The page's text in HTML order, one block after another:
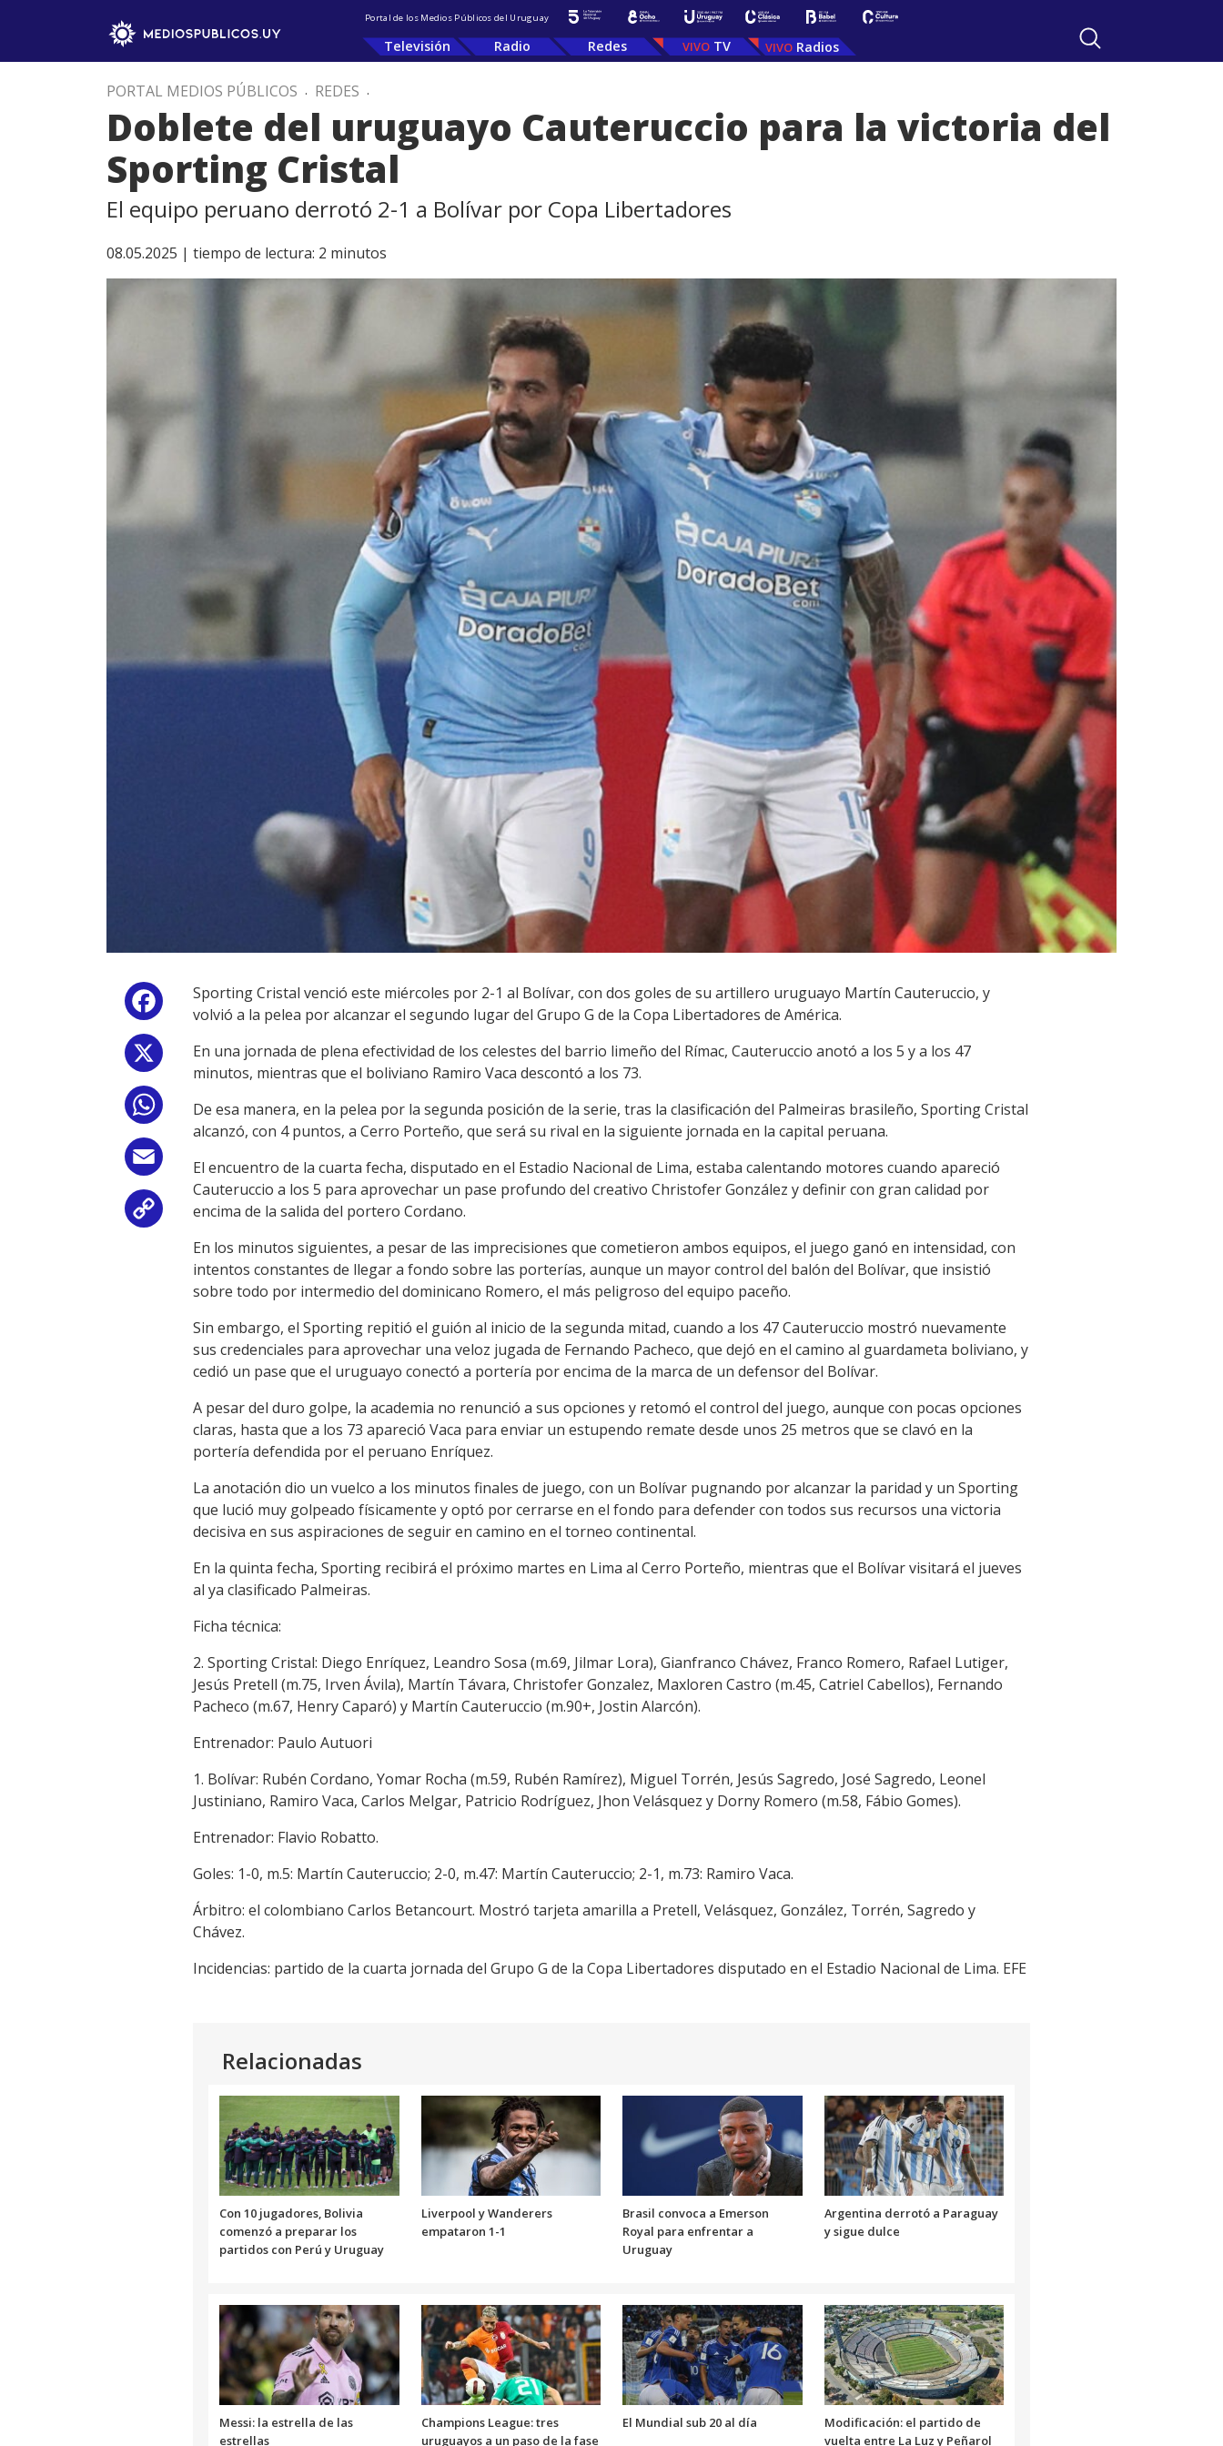
Portal de los Medios Públicos del Uruguay
Televisión Radio Redes TV Radios
PORTAL MEDIOS PÚBLICOS . REDES .
Doblete del uruguayo Cauteruccio para la victoria del
Sporting Cristal
El equipo peruano derrotó 2-1 a Bolívar por Copa Libertadores
08.05.2025 | tiempo de lectura: 2 minutos
Facebook
WhatsApp
Email
Copy
Link
Sporting Cristal venció este miércoles por 2-1 al Bolívar, con dos goles de su artillero uruguayo Martín Cauteruccio, y
volvió a la pelea por alcanzar el segundo lugar del Grupo G de la Copa Libertadores de América.
En una jornada de plena efectividad de los celestes del barrio limeño del Rímac, Cauteruccio anotó a los 5 y a los 47
minutos, mientras que el boliviano Ramiro Vaca descontó a los 73.
De esa manera, en la pelea por la segunda posición de la serie, tras la clasificación del Palmeiras brasileño, Sporting Cristal
alcanzó, con 4 puntos, a Cerro Porteño, que será su rival en la siguiente jornada en la capital peruana.
El encuentro de la cuarta fecha, disputado en el Estadio Nacional de Lima, estaba calentando motores cuando apareció
Cauteruccio a los 5 para aprovechar un pase profundo del creativo Christofer González y definir con gran calidad por
encima de la salida del portero Cordano.
En los minutos siguientes, a pesar de las imprecisiones que cometieron ambos equipos, el juego ganó en intensidad, con
intentos constantes de llegar a fondo sobre las porterías, aunque un mayor control del balón del Bolívar, que insistió
sobre todo por intermedio del dominicano Romero, el más peligroso del equipo paceño.
Sin embargo, el Sporting repitió el guión al inicio de la segunda mitad, cuando a los 47 Cauteruccio mostró nuevamente
sus credenciales para aprovechar una veloz jugada de Fernando Pacheco, que dejó en el camino al guardameta boliviano, y
cedió un pase que el uruguayo conectó a portería por encima de la marca de un defensor del Bolívar.
A pesar del duro golpe, la academia no renunció a sus opciones y retomó el control del juego, aunque con pocas opciones
claras, hasta que a los 73 apareció Vaca para enviar un estupendo remate desde unos 25 metros que se clavó en la
portería defendida por el peruano Enríquez.
La anotación dio un vuelco a los minutos finales de juego, con un Bolívar pugnando por alcanzar la paridad y un Sporting
que lució muy golpeado físicamente y optó por cerrarse en el fondo para defender con todos sus recursos una victoria
decisiva en sus aspiraciones de seguir en camino en el torneo continental.
En la quinta fecha, Sporting recibirá el próximo martes en Lima al Cerro Porteño, mientras que el Bolívar visitará el jueves
al ya clasificado Palmeiras.
Ficha técnica:
2. Sporting Cristal: Diego Enríquez, Leandro Sosa (m.69, Jilmar Lora), Gianfranco Chávez, Franco Romero, Rafael Lutiger,
Jesús Pretell (m.75, Irven Ávila), Martín Távara, Christofer Gonzalez, Maxloren Castro (m.45, Catriel Cabellos), Fernando
Pacheco (m.67, Henry Caparó) y Martín Cauteruccio (m.90+, Jostin Alarcón).
Entrenador: Paulo Autuori
1. Bolívar: Rubén Cordano, Yomar Rocha (m.59, Rubén Ramírez), Miguel Torrén, Jesús Sagredo, José Sagredo, Leonel
Justiniano, Ramiro Vaca, Carlos Melgar, Patricio Rodríguez, Jhon Velásquez y Dorny Romero (m.58, Fábio Gomes).
Entrenador: Flavio Robatto.
Goles: 1-0, m.5: Martín Cauteruccio; 2-0, m.47: Martín Cauteruccio; 2-1, m.73: Ramiro Vaca.
Árbitro: el colombiano Carlos Betancourt. Mostró tarjeta amarilla a Pretell, Velásquez, González, Torrén, Sagredo y
Chávez.
Incidencias: partido de la cuarta jornada del Grupo G de la Copa Libertadores disputado en el Estadio Nacional de Lima. EFE
Relacionadas
Con 10 jugadores, Bolivia
comenzó a preparar los
partidos con Perú y Uruguay
Liverpool y Wanderers
empataron 1-1
Brasil convoca a Emerson
Royal para enfrentar a
Uruguay
Argentina derrotó a Paraguay
y sigue dulce
Messi: la estrella de las
estrellas
Champions League: tres
uruguayos a un paso de la fase
El Mundial sub 20 al día
Modificación: el partido de
vuelta entre La Luz y Peñarol